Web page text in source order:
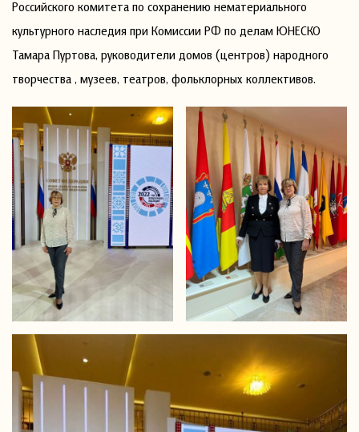
Российского комитета по сохранению нематериального
культурного наследия при Комиссии РФ по делам ЮНЕСКО
Тамара Пуртова, руководители домов (центров) народного
творчества , музеев, театров, фольклорных коллективов.